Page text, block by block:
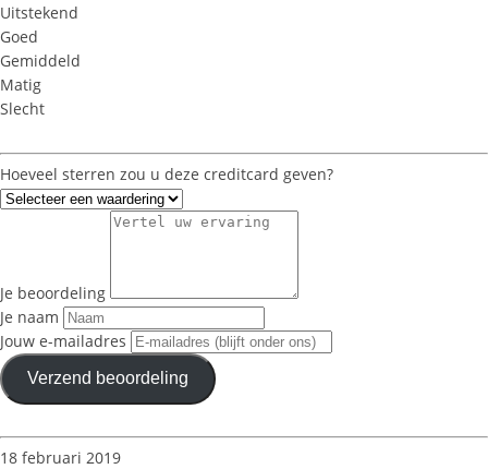
Uitstekend
Goed
Gemiddeld
Matig
Slecht
Hoeveel sterren zou u deze creditcard geven?
Je beoordeling
Je naam
Jouw e-mailadres
Verzend beoordeling
18 februari 2019